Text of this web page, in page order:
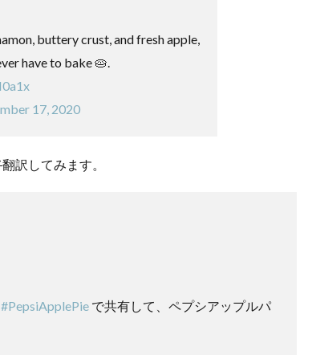
buttery crust, and fresh apple,
have to bake 🥧.
17, 2020
翻訳してみます。
#PepsiApplePie で共有して、ペプシアップルパ